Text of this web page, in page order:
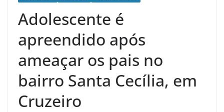
Adolescente é
apreendido após
ameaçar os pais no
bairro Santa Cecília, em
Cruzeiro